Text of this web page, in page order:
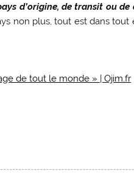
d’origine, de transit ou
non plus, tout est dans
de tout le monde » | Ojim.fr